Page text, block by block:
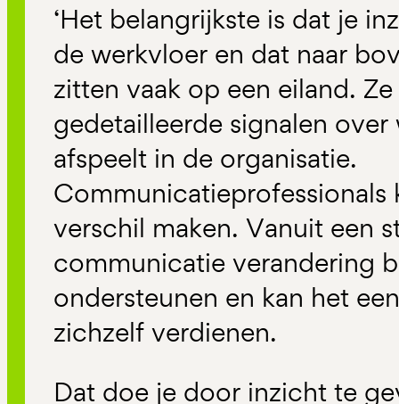
‘Het belangrijkste is dat je
de werkvloer en dat naar
zitten vaak op een eiland.
gedetailleerde signalen
afspeelt in de organisatie.
Communicatieprofessionals
verschil maken. Vanuit een
communicatie verandering
ondersteunen en kan het
zichzelf verdienen.
Dat doe je door inzicht te